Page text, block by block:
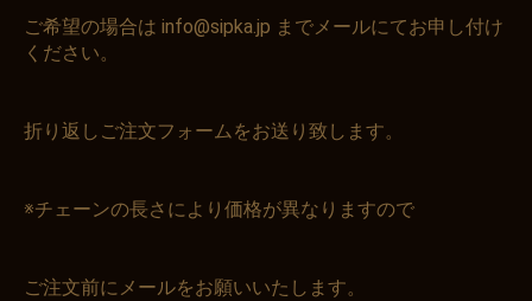
ご希望の場合は info@sipka.jp までメールにてお申し付け
ください。
折り返しご注文フォームをお送り致します。
※チェーンの長さにより価格が異なりますので
ご注文前にメールをお願いいたします。